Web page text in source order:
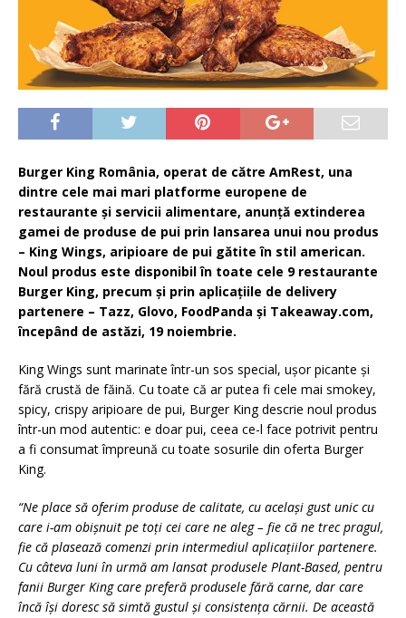
Burger King România, operat de către AmRest, una
dintre cele mai mari platforme europene de
restaurante și servicii alimentare, anunță extinderea
gamei de produse de pui prin lansarea unui nou produs
– King Wings, aripioare de pui gătite în stil american.
Noul produs este disponibil în toate cele 9 restaurante
Burger King, precum și prin aplicațiile de delivery
partenere – Tazz, Glovo, FoodPanda și Takeaway.com,
începând de astăzi, 19 noiembrie.
King Wings sunt marinate într-un sos special, ușor picante și
fără crustă de făină. Cu toate că ar putea fi cele mai smokey,
spicy, crispy aripioare de pui, Burger King descrie noul produs
într-un mod autentic: e doar pui, ceea ce-l face potrivit pentru
a fi consumat împreună cu toate sosurile din oferta Burger
King.
“Ne place să oferim produse de calitate, cu același gust unic cu
care i-am obișnuit pe toți cei care ne aleg – fie că ne trec pragul,
fie că plasează comenzi prin intermediul aplicațiilor partenere.
Cu câteva luni în urmă am lansat produsele Plant-Based, pentru
fanii Burger King care preferă produsele fără carne, dar care
încă își doresc să simtă gustul și consistența cărnii. De această